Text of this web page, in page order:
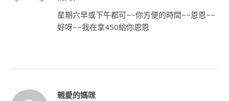
星期六早或下午都可~~你方便的時間~~恩恩~~
好呀~~我在拿450給你恩恩
親愛的媽咪